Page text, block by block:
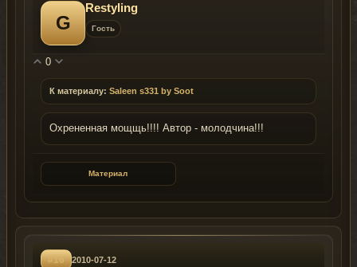
G
Restyling
Гость
0
К материалу: Saleen s331 by Soot
Охрененная мощщь!!!! Автор - молодчина!!!
Материал
#16 2010-07-12